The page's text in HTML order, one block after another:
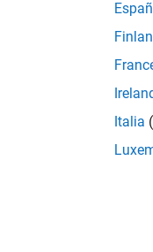
Italia